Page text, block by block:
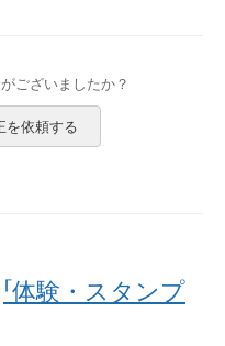
ございましたか？
を依頼する
「体験・スタンプ